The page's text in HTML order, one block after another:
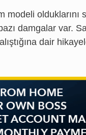
modeli olduklarını
damgalar var.
dair